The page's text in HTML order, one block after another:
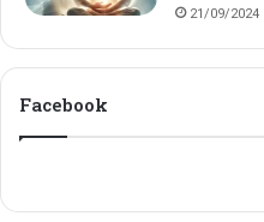
21/09/2024
Facebook